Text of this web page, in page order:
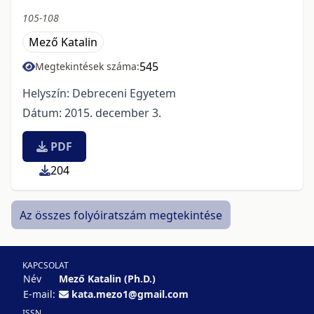
105-108
Mező Katalin
Megtekintések száma:545
Helyszín: Debreceni Egyetem
Dátum: 2015. december 3.
PDF
204
Az összes folyóiratszám megtekintése
KAPCSOLAT
Név
Mező Katalin (Ph.D.)
E-mail:
kata.mezo1@gmail.com